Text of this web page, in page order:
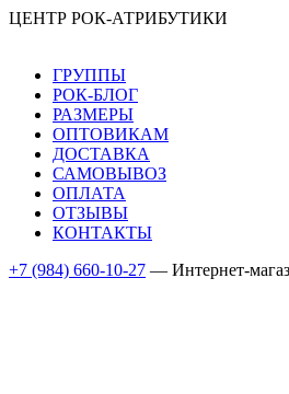
ЦЕНТР РОК-АТРИБУТИКИ
ГРУППЫ
РОК-БЛОГ
РАЗМЕРЫ
ОПТОВИКАМ
ДОСТАВКА
САМОВЫВОЗ
ОПЛАТА
ОТЗЫВЫ
КОНТАКТЫ
+7 (984) 660-10-27 — Интернет-